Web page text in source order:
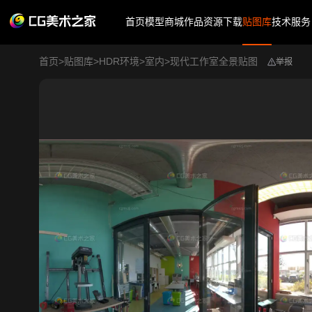
首页模型商城作品资源下载贴图库技术服务
首页>贴图库>HDR环境>室内>现代工作室全景贴图 举报